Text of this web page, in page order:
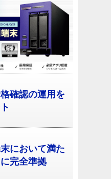
確認の運用を
末において満た
完全準拠